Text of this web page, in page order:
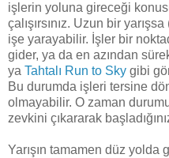
işlerin yoluna gireceği
çalışırsınız. Uzun bir
işe yarayabilir. İşler bir
gider, ya da en azından
ya Tahtalı Run to Sky gibi
Bu durumda işleri tersine
olmayabilir. O zaman
zevkini çıkararak
Yarışın tamamen düz yolda